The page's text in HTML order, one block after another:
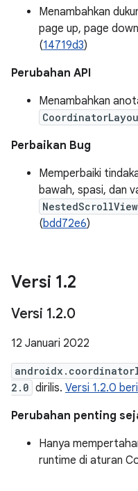
Menambahkan
page up, page
(14719d3)
Perubahan API
Menambahkan
Perbaikan Bug
Memperbaiki
bawah, spasi, dan
NestedScrollView
(bdd72e6)
Versi 1.2
Versi 1.2.0
12 Januari 2022
2.0 dirilis. Versi 1.2.0
Perubahan penting
Hanya
runtime di aturan